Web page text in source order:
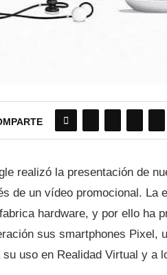
realizó la presentación de
de un vídeo promocional. La
hardware, y por ello ha
sus smartphones Pixel,
su uso en Realidad Virtual y a